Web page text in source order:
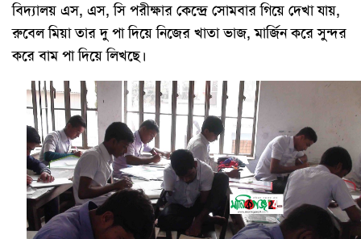
বিদ্যালয় এস, এস, সি পরীক্ষার কেন্দ্রে সোমবার গিয়ে দেখা যায়,
রুবেল মিয়া তার দু পা দিয়ে নিজের খাতা ভাজ, মার্জিন করে সুন্দর
করে বাম পা দিয়ে লিখছে।